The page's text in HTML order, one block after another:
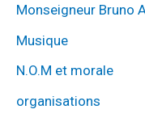
Monseigneur Bruno
Musique
N.O.M et morale
organisations